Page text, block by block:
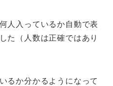
人入っているか自動で表
た（人数は正確ではあり
るか分かるようになって